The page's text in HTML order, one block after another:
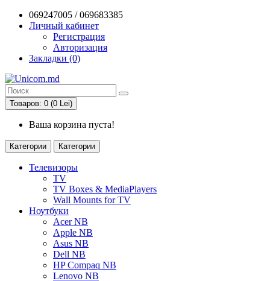
069247005 / 069683385
Личный кабинет
Регистрация
Авторизация
Закладки (0)
Товаров: 0 (0 Lei)
Ваша корзина пуста!
Категории Категории
Телевизоры
TV
TV Boxes & MediaPlayers
Wall Mounts for TV
Ноутбуки
Acer NB
Apple NB
Asus NB
Dell NB
HP Compaq NB
Lenovo NB